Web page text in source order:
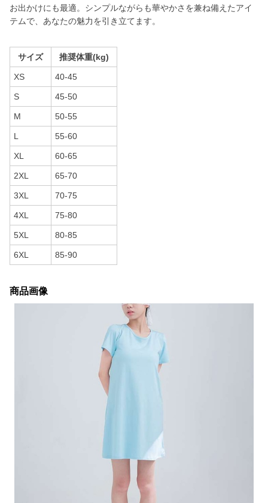
お出かけにも最適。シンプルながらも華やかさを兼ね備えたアイ
テムで、あなたの魅力を引き立てます。
サイズ 推奨体重(kg)
XS 40-45
S 45-50
M 50-55
L 55-60
XL 60-65
2XL 65-70
3XL 70-75
4XL 75-80
5XL 80-85
6XL 85-90
商品画像